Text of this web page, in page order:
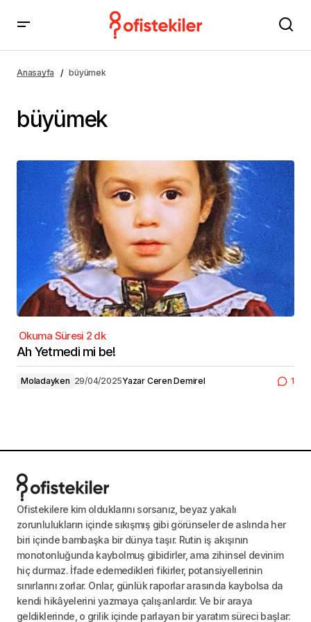
Anasayfa büyümek
büyümek
Ah Yetmedi mi be!
Moladayken 29/04/2025Yazar Ceren Demirel 1
Ofistekilere kim olduklarını sorsanız, beyaz yakalı
zorunlulukların içinde sıkışmış gibi görünseler de aslında her
biri içinde bambaşka bir dünya taşır. Rutin iş akışının
monotonluğunda kaybolmuş gibidirler, ama zihinsel devinim
hiç durmaz. İfade edemedikleri fikirler, potansiyellerinin
sınırlarını zorlar. Onlar, günlük raporlar arasında kaybolsa da
kendi hikâyelerini yazmaya çalışanlardır. Ve bir araya
geldiklerinde, o grilik içinde parlayan bir yaratım süreci başlar: